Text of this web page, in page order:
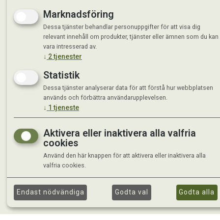
Marknadsföring
Dessa tjänster behandlar personuppgifter för att visa dig
relevant innehåll om produkter, tjänster eller ämnen som du kan
vara intresserad av.
↓ 2tjenester
Statistik
Dessa tjänster analyserar data för att förstå hur webbplatsen
används och förbättra användarupplevelsen.
↓ 1 tjeneste
Aktivera eller inaktivera alla valfria
cookies
Använd den här knappen för att aktivera eller inaktivera alla
valfria cookies.
Endast nödvändiga Godta val Godta alla